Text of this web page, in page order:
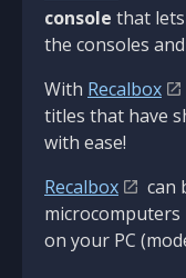
console that
the consoles
With Recalbox
titles that have
with ease!
Recalbox
can
microcomputers
on your PC